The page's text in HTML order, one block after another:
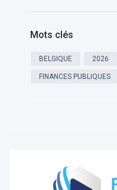
Mots clés
BELGIQUE 2026
FINANCES PUBLIQUES